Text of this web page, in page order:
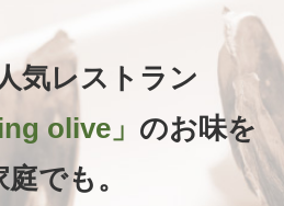
気レストラン
olive」 のお味を
でも。